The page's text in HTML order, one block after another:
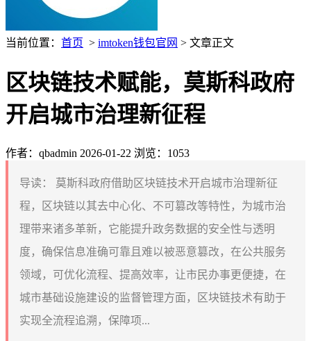
当前位置： 首页 > imtoken钱包官网 > 文章正文
区块链技术赋能，莫斯科政府
开启城市治理新征程
作者：qbadmin 2026-01-22 浏览：1053
导读：
莫斯科政府借助区块链技术开启城市治理新征
程，区块链以其去中心化、不可篡改等特性，为城市治
理带来诸多革新，它能提升政务数据的安全性与透明
度，确保信息准确可靠且难以被恶意篡改，在公共服务
领域，可优化流程、提高效率，让市民办事更便捷，在
城市基础设施建设的监督管理方面，区块链技术有助于
实现全流程追溯，保障项...